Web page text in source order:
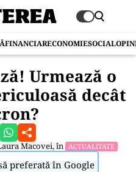
FINANCIARECONOMIESOCIAL
Urmează o
decât
Macovei, în ACTUALITATE
preferată în Google